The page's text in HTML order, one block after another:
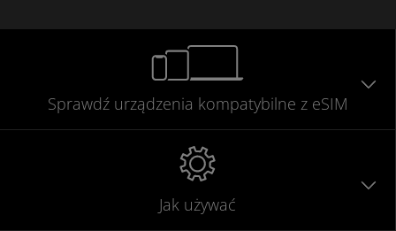
Sprawdź urządzenia kompatybilne z eSIM
Jak używać